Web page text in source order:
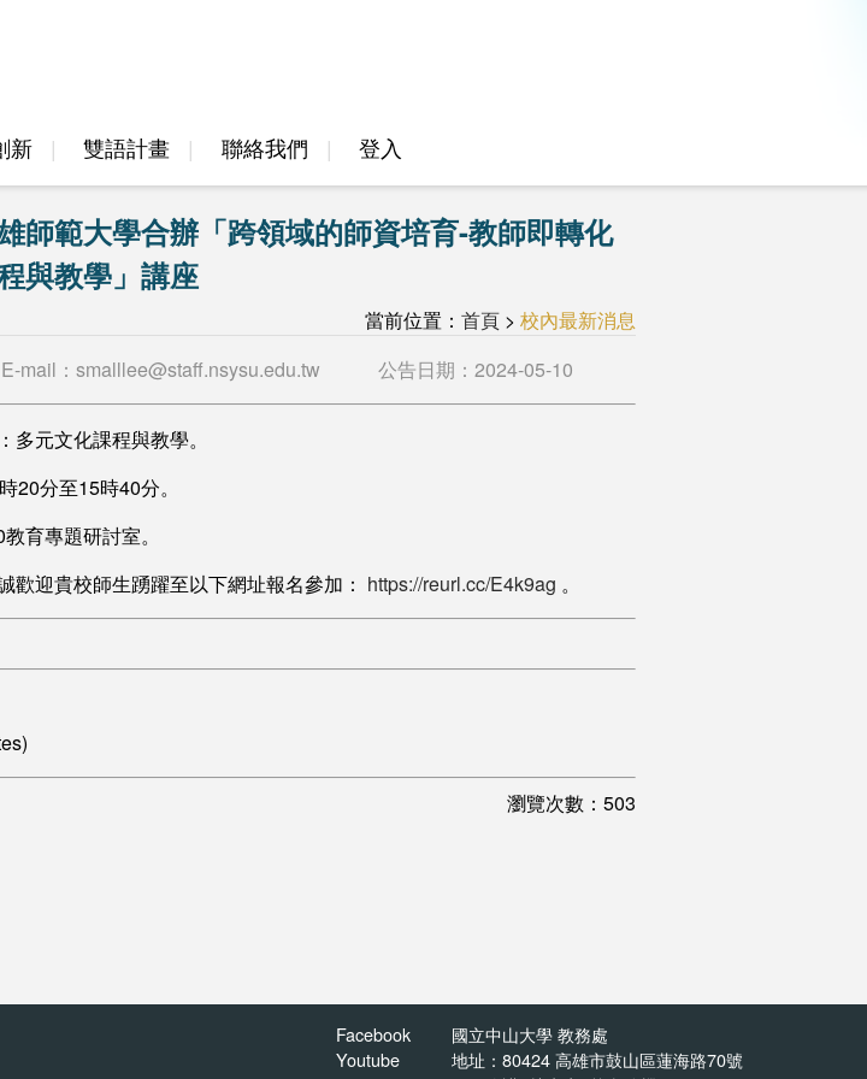
新 雙語計畫 聯絡我們 登入
師範大學合辦「跨領域的師資培育-教師即轉化
與教學」講座
當前位置： 首頁 > 校內最新消息
E-mail： smalllee@staff.nsysu.edu.tw 公告日期： 2024-05-10
元文化課程與教學。
20分至15時40分。
育專題研討室。
迎貴校師生踴躍至以下網址報名參加： https://reurl.cc/E4k9ag 。
瀏覽次數：503
國立中山大學 教務處
地址：80424 高雄市鼓山區蓮海路70號
Facebook
Youtube